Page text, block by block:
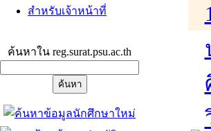
สำหรับเจ้าหน้าที่
ค้นหาใน reg.surat.psu.ac.th